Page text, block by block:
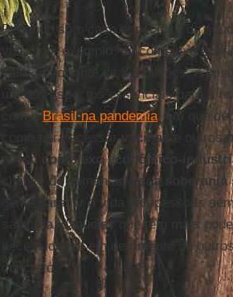
Pegando só o caso específico da
vista, por exemplo, do complexo
valor importante de 8,9 bilhões, é
um dos aspectos essenciais para a
com oBrasil na pandemia, em que
como para acessarvacinas e outros
nosso complexo econômico-
chance de aumentar a sua
soberania
gente garantir a vida das pessoas
sanitária, daqueles que têm mais
necessidades em detrimento de
concreto.